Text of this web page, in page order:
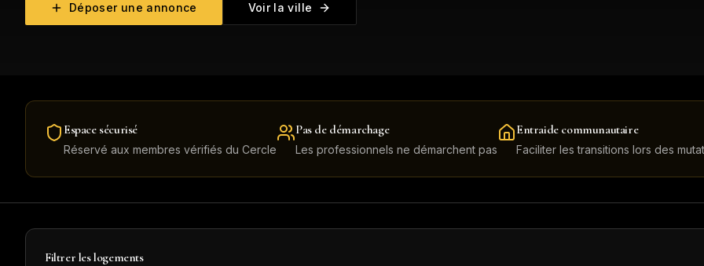
Déposer une annonce Voir la ville
Espace sécurisé
Réservé aux membres vérifiés du Cercle
Pas de démarchage
Les professionnels ne démarchent pas
Entraide communautaire
Faciliter les transitions lors des
Filtrer les logements